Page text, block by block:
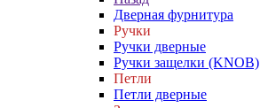
Дверная фурнитура
Ручки
Ручки дверные
Ручки защелки (KNOB)
Петли
Петли дверные